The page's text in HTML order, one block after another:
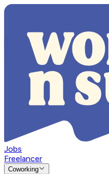
Jobs
Freelancer
Coworking